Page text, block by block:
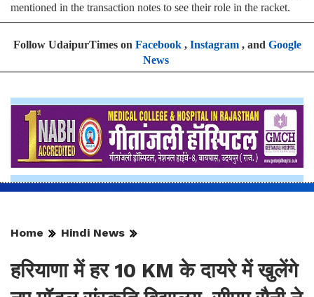
mentioned in the transaction notes to see their role in the racket.
Follow UdaipurTimes on Facebook, Instagram, and Google
News
Home Hindi News
हरियाणा में हर 10 KM के दायरे में खुलेंगे